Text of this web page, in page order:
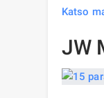
Katso
JW